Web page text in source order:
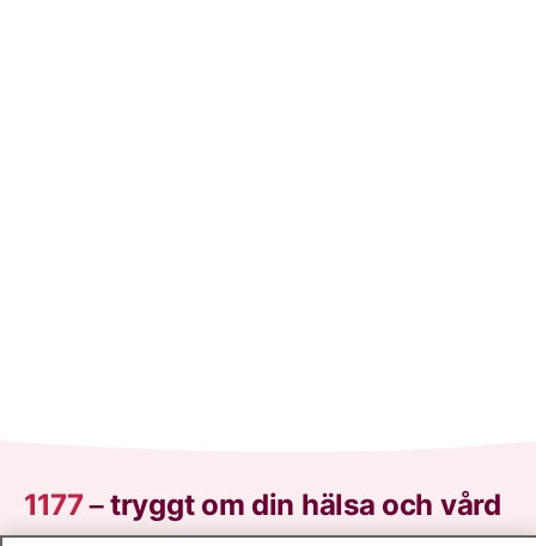
1177–tryggt om din hälsa och vård